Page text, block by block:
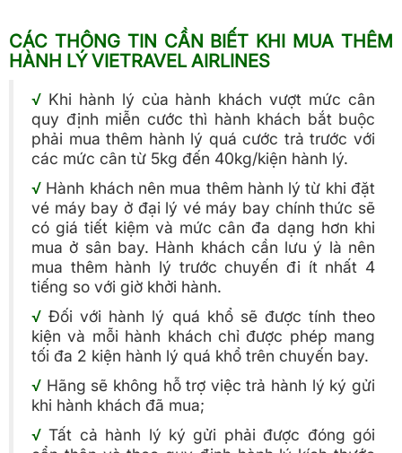
CÁC THÔNG TIN CẦN BIẾT KHI MUA THÊM
HÀNH LÝ VIETRAVEL AIRLINES
√ Khi hành lý của hành khách vượt mức cân
quy định miễn cước thì hành khách bắt buộc
phải mua thêm hành lý quá cước trả trước với
các mức cân từ 5kg đến 40kg/kiện hành lý.
√ Hành khách nên mua thêm hành lý từ khi đặt
vé máy bay ở đại lý vé máy bay chính thức sẽ
có giá tiết kiệm và mức cân đa dạng hơn khi
mua ở sân bay. Hành khách cần lưu ý là nên
mua thêm hành lý trước chuyến đi ít nhất 4
tiếng so với giờ khởi hành.
√Đối với hành lý quá khổ sẽ được tính theo
kiện và mỗi hành khách chỉ được phép mang
tối đa 2 kiện hành lý quá khổ trên chuyến bay.
√ Hãng sẽ không hỗ trợ việc trả hành lý ký gửi
khi hành khách đã mua;
√Tất cả hành lý ký gửi phải được đóng gói